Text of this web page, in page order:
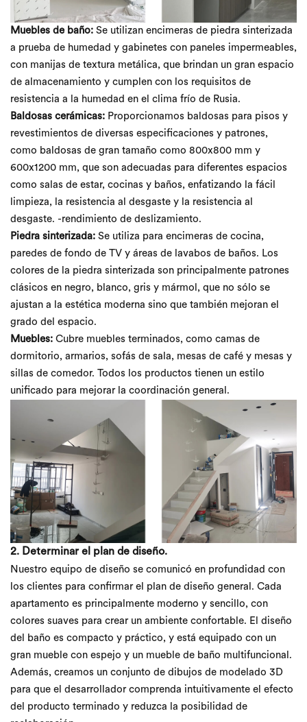
Muebles de baño: Se utilizan encimeras de piedra sinterizada
a prueba de humedad y gabinetes con paneles impermeables,
con manijas de textura metálica, que brindan un gran espacio
de almacenamiento y cumplen con los requisitos de
resistencia a la humedad en el clima frío de Rusia.
Baldosas cerámicas: Proporcionamos baldosas para pisos y
revestimientos de diversas especificaciones y patrones,
como baldosas de gran tamaño como 800x800 mm y
600x1200 mm, que son adecuadas para diferentes espacios
como salas de estar, cocinas y baños, enfatizando la fácil
limpieza, la resistencia al desgaste y la resistencia al
desgaste. -rendimiento de deslizamiento.
Piedra sinterizada: Se utiliza para encimeras de cocina,
paredes de fondo de TV y áreas de lavabos de baños. Los
colores de la piedra sinterizada son principalmente patrones
clásicos en negro, blanco, gris y mármol, que no sólo se
ajustan a la estética moderna sino que también mejoran el
grado del espacio.
Muebles: Cubre muebles terminados, como camas de
dormitorio, armarios, sofás de sala, mesas de café y mesas y
sillas de comedor. Todos los productos tienen un estilo
unificado para mejorar la coordinación general.
2. Determinar el plan de diseño.
Nuestro equipo de diseño se comunicó en profundidad con
los clientes para confirmar el plan de diseño general. Cada
apartamento es principalmente moderno y sencillo, con
colores suaves para crear un ambiente confortable. El diseño
del baño es compacto y práctico, y está equipado con un
gran mueble con espejo y un mueble de baño multifuncional.
Además, creamos un conjunto de dibujos de modelado 3D
para que el desarrollador comprenda intuitivamente el efecto
del producto terminado y reduzca la posibilidad de